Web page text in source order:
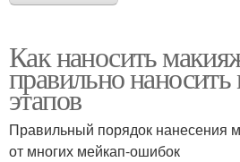
Как наносить
правильно
этапов
Правильный порядок нанесения
от многих мейкап-ошибок